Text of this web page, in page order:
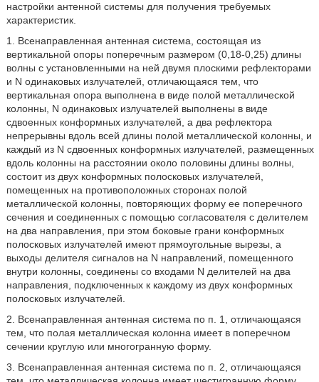
настройки антенной системы для получения требуемых
характеристик.
1. Всенаправленная антенная система, состоящая из
вертикальной опоры поперечным размером (0,18-0,25) длины
волны с установленными на ней двумя плоскими рефлекторами
и N одинаковых излучателей, отличающаяся тем, что
вертикальная опора выполнена в виде полой металлической
колонны, N одинаковых излучателей выполнены в виде
сдвоенных конформных излучателей, а два рефлектора
непрерывны вдоль всей длины полой металлической колонны, и
каждый из N сдвоенных конформных излучателей, размещенных
вдоль колонны на расстоянии около половины длины волны,
состоит из двух конформных полосковых излучателей,
помещенных на противоположных сторонах полой
металлической колонны, повторяющих форму ее поперечного
сечения и соединенных с помощью согласователя с делителем
на два направления, при этом боковые грани конформных
полосковых излучателей имеют прямоугольные вырезы, а
выходы делителя сигналов на N направлений, помещенного
внутри колонны, соединены со входами N делителей на два
направления, подключенных к каждому из двух конформных
полосковых излучателей.
2. Всенаправленная антенная система по п. 1, отличающаяся
тем, что полая металлическая колонна имеет в поперечном
сечении круглую или многогранную форму.
3. Всенаправленная антенная система по п. 2, отличающаяся